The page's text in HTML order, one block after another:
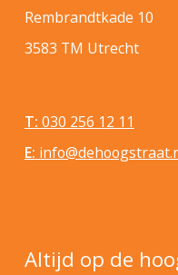
Rembrandtkade 10
3583 TM Utrecht
T: 030 256 12 11
E:
Altijd op de